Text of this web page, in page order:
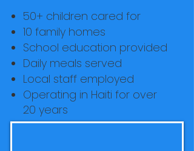
50+ children cared for
10 family homes
School education provided
Daily meals served
Local staff employed
Operating in Haiti for over
20 years